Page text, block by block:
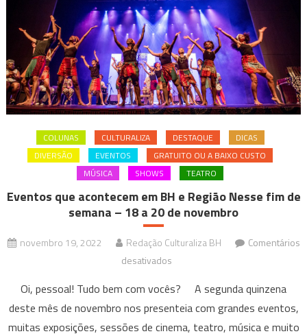
COLUNAS CULTURALIZA DESTAQUE
DICAS
DIVERSÃO
EVENTOS
GRATUITO OU A BAIXO CUSTO
MÚSICA
SHOWS TEATRO
Eventos que acontecem em BH e Região Nesse fim de
semana – 18 a 20 de novembro
novembro 19, 2022 Redação Culturaliza BH
Comentários
desativados
que
acontecem
em
Oi, pessoal! Tudo bem com vocês? A segunda quinzena
deste mês de novembro nos presenteia com grandes eventos,
muitas exposições, sessões de cinema, teatro, música e muito